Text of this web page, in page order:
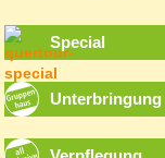
Special
Unterbringung